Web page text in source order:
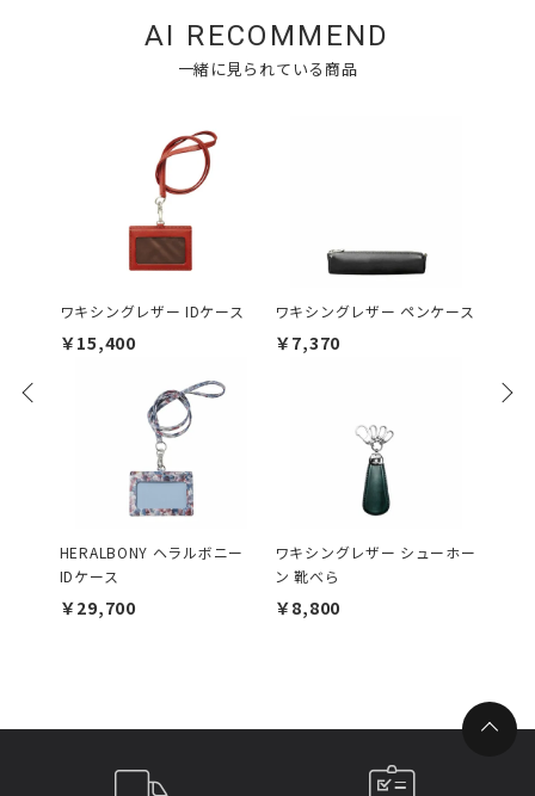
AI RECOMMEND
一緒に見られている商品
ワキシングレザー IDケース
￥15,400
HERALBONY ヘラルボニー
IDケース
￥29,700
ワキシングレザー ペンケース
￥7,370
ワキシングレザー シューホー
ン 靴べら
￥8,800